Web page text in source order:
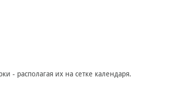
- располагая их на сетке календаря.